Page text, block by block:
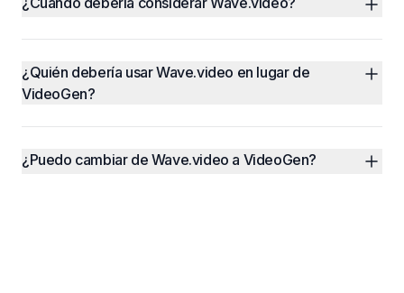
¿Quién debería usar Wave.video en lugar de
VideoGen?
¿Puedo cambiar de Wave.video a VideoGen?